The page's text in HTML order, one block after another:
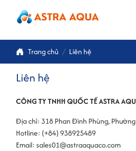
Trang chủ Liên hệ
Liên hệ
CÔNG TY TNHH QUỐC TẾ ASTRA
Địa chỉ: 318 Phan Đình Phùng,
Hotline: (+84) 938925489
Email: sales01@astraaquaco.com